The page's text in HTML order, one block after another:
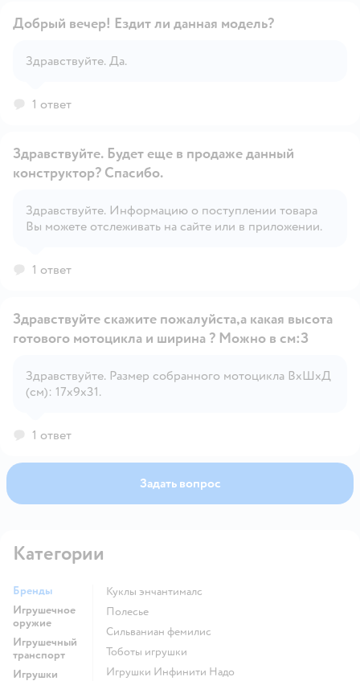
Добрый вечер! Ездит ли данная модель?
Здравствуйте. Да.
1 ответ
Открыть вопрос
Здравствуйте. Будет еще в продаже данный
конструктор? Спасибо.
Здравствуйте. Информацию о поступлении товара
Вы можете отслеживать на сайте или в приложении.
1 ответ
Открыть вопрос
Здравствуйте скажите пожалуйста,а какая высота
готового мотоцикла и ширина ? Можно в см:З
Здравствуйте. Размер собранного мотоцикла ВхШхД
(см): 17х9х31.
1 ответ
Задать вопрос
Категории
Бренды
Игрушечное
оружие
Игрушечный
транспорт
Игрушки
Куклы энчантималс
Полесье
Сильваниан фемилис
Тоботы игрушки
Игрушки Инфинити Надо